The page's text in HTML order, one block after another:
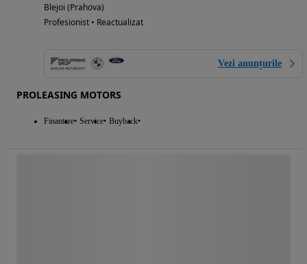
Blejoi (Prahova)
Profesionist • Reactualizat
Vezi anunțurile
PROLEASING MOTORS
Finantare Service Buyback